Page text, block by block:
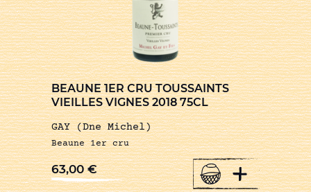
BEAUNE 1ER CRU TOUSSAINTS
VIEILLES VIGNES 2018 75CL
GAY (Dne Michel)
Beaune 1er cru
63,00€ +